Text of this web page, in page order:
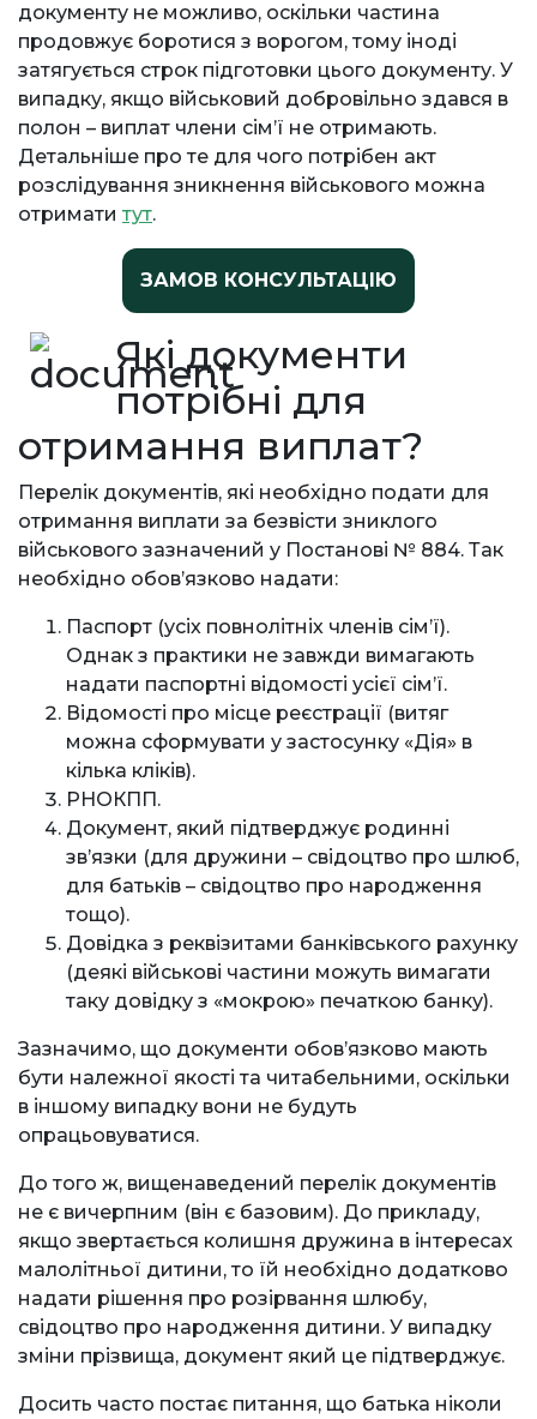
документу не можливо, оскільки частина
продовжує боротися з ворогом, тому іноді
затягується строк підготовки цього документу. У
випадку, якщо військовий добровільно здався в
полон – виплат члени сім’ї не отримають.
Детальніше про те для чого потрібен акт
розслідування зникнення військового можна
отримати тут.
ЗАМОВ КОНСУЛЬТАЦІЮ
Які документи
потрібні для
отримання виплат?
Перелік документів, які необхідно подати для
отримання виплати за безвісти зниклого
військового зазначений у Постанові № 884. Так
необхідно обов’язково надати:
Паспорт (усіх повнолітніх членів сім’ї).
Однак з практики не завжди вимагають
надати паспортні відомості усієї сім’ї.
Відомості про місце реєстрації (витяг
можна сформувати у застосунку «Дія» в
кілька кліків).
РНОКПП.
Документ, який підтверджує родинні
зв’язки (для дружини – свідоцтво про шлюб,
для батьків – свідоцтво про народження
тощо).
Довідка з реквізитами банківського рахунку
(деякі військові частини можуть вимагати
таку довідку з «мокрою» печаткою банку).
Зазначимо, що документи обов’язково мають
бути належної якості та читабельними, оскільки
в іншому випадку вони не будуть
опрацьовуватися.
До того ж, вищенаведений перелік документів
не є вичерпним (він є базовим). До прикладу,
якщо звертається колишня дружина в інтересах
малолітньої дитини, то їй необхідно додатково
надати рішення про розірвання шлюбу,
свідоцтво про народження дитини. У випадку
зміни прізвища, документ який це підтверджує.
Досить часто постає питання, що батька ніколи